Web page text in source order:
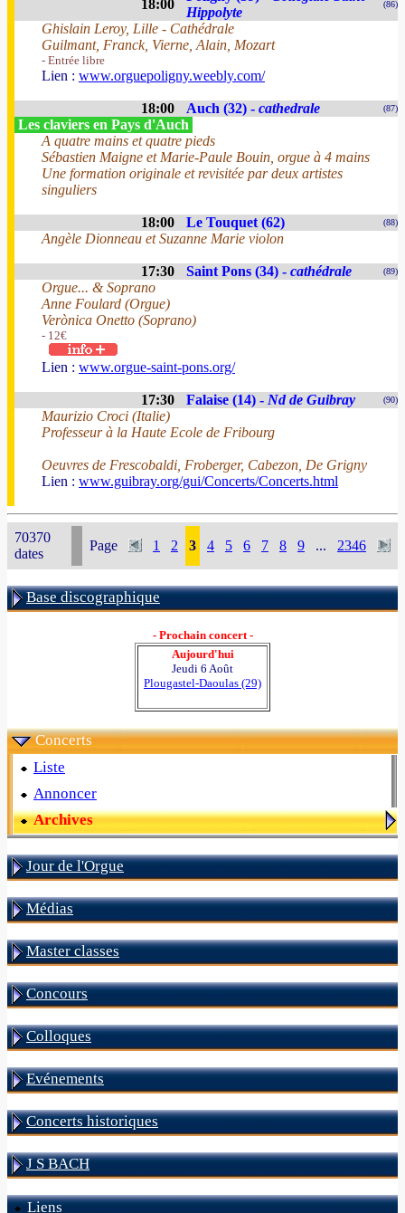
18:00
Hippolyte
(86)
Ghislain Leroy, Lille - Cathédrale
Guilmant, Franck, Vierne, Alain, Mozart
- Entrée libre
Lien : www.orguepoligny.weebly.com/
18:00 Auch (32) - cathedrale (87)
Les claviers en Pays d'Auch
A quatre mains et quatre pieds
Sébastien Maigne et Marie-Paule Bouin, orgue à 4 mains
Une formation originale et revisitée par deux artistes
singuliers
18:00 Le Touquet (62) (88)
Angèle Dionneau et Suzanne Marie violon
17:30 Saint Pons (34) - cathédrale (89)
Orgue... & Soprano
Anne Foulard (Orgue)
Verònica Onetto (Soprano)
- 12€
Lien : www.orgue-saint-pons.org/
17:30 Falaise (14) - Nd de Guibray (90)
Maurizio Croci (Italie)
Professeur à la Haute Ecole de Fribourg
Oeuvres de Frescobaldi, Froberger, Cabezon, De Grigny
Lien : www.guibray.org/gui/Concerts/Concerts.html
70370
dates
Page 1 2 3 4 5 6 7 8 9 ... 2346
Base discographique
- Prochain concert -
Aujourd'hui
Jeudi 6 Août
Plougastel-Daoulas (29)
Concerts
Liste
Annoncer
Archives
Jour de l'Orgue
Médias
Master classes
Concours
Colloques
Evénements
Concerts historiques
J S BACH
Liens